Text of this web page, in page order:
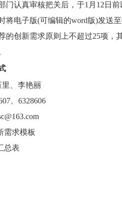
门认真审核把关后，于1月12日
将电子版(可编辑的word版)发送
的创新需求原则上不超过25项
、李艳丽
、6328606
需求模板
总表